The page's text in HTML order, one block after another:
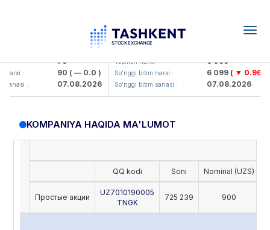
: 79
: 90( — 0.0 )
: 07.08.2026
UZMK (<O'zmetkombinat> AJ)
Yopilish narxi : 6 099
So'nggi bitim narxi : 6 099( ▼ 0.96 )
So'nggi bitim sanasi : 07.08.2026
KOMPANIYA HAQIDA MA'LUMOT
QQ kodi Soni Nominal (UZS)
Простые акции
UZ7010190005
TNGK
725 239 900